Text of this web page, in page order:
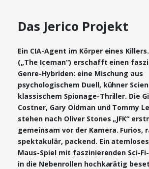
Das Jerico Projekt
Ein CIA-Agent im Körper eines
(„The Iceman“) erschafft einen
Genre-Hybriden: eine Mischung aus
psychologischem Duell, kühner
klassischem Spionage-Thriller. Die
Costner, Gary Oldman und Tommy
stehen nach Oliver Stones „JFK“
gemeinsam vor der Kamera. Furios,
spektakulär, packend. Ein
Maus-Spiel mit faszinierenden Sci-
in die Nebenrollen hochkarätig